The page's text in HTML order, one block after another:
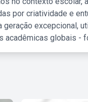
por criatividade e
geração excepcional,
globais -